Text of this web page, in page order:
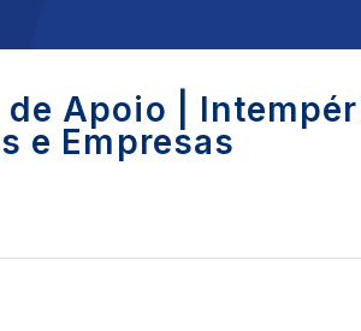
de Apoio |
e Empresas